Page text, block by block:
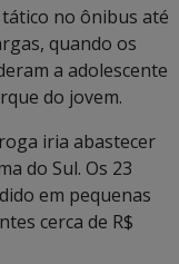
no ônibus até
quando os
a adolescente
do jovem.
iria abastecer
do Sul. Os 23
em pequenas
cerca de R$